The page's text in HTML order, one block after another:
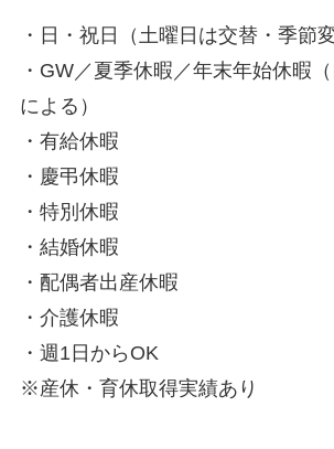
・日・祝日（土曜日は交替・季節
・GW／夏季休暇／年末年始休暇
による）
・有給休暇
・慶弔休暇
・特別休暇
・結婚休暇
・配偶者出産休暇
・介護休暇
・週1日からOK
※産休・育休取得実績あり